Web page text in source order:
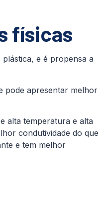
físicas
e é propensa a
pode apresentar melhor
alta temperatura e alta
condutividade do que
e tem melhor